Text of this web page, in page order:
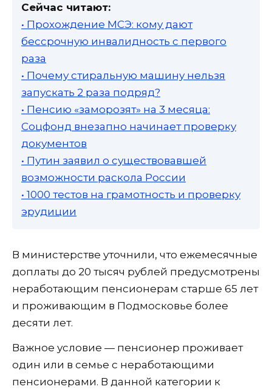
Сейчас читают:
• Прохождение МСЭ: кому дают
бессрочную инвалидность с первого
раза
• Почему стиральную машину нельзя
запускать 2 раза подряд?
• Пенсию «заморозят» на 3 месяца:
Соцфонд внезапно начинает проверку
документов
• Путин заявил о существовавшей
возможности раскола России
• 1000 тестов на грамотность и проверку
эрудиции
В министерстве уточнили, что ежемесячные
доплаты до 20 тысяч рублей предусмотрены
неработающим пенсионерам старше 65 лет
и проживающим в Подмосковье более
десяти лет.
Важное условие — пенсионер проживает
один или в семье с неработающими
пенсионерами. В данной категории к